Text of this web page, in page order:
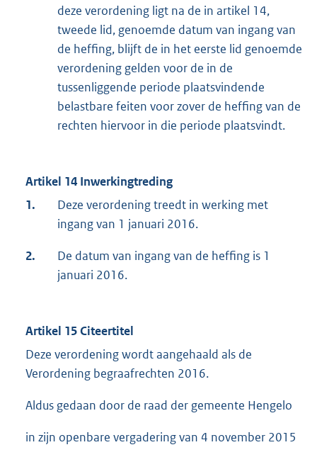
deze verordening ligt na de in artikel 14,
tweede lid, genoemde datum van ingang van
de heffing, blijft de in het eerste lid genoemde
verordening gelden voor de in de
tussenliggende periode plaatsvindende
belastbare feiten voor zover de heffing van de
rechten hiervoor in die periode plaatsvindt.
Artikel 14 Inwerkingtreding
1.
Deze verordening treedt in werking met
ingang van 1 januari 2016.
2.
De datum van ingang van de heffing is 1
januari 2016.
Artikel 15 Citeertitel
Deze verordening wordt aangehaald als de
Verordening begraafrechten 2016.
Aldus gedaan door de raad der gemeente Hengelo
in zijn openbare vergadering van 4 november 2015